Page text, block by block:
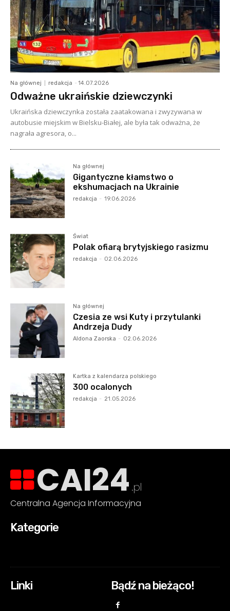
Na głównej redakcja - 14.07.2026
Odważne ukraińskie dziewczynki
Ukraińska dziewczynka została zaatakowana i zwyzywana w
autobusie miejskim w Bielsku-Białej, ale była tak odważna, że
nagrała agresora, o...
Na głównej
Gigantyczne kłamstwo o
ekshumacjach na Ukrainie
redakcja - 19.06.2026
Świat
Polak ofiarą brytyjskiego rasizmu
redakcja - 02.06.2026
Na głównej
Czesia ze wsi Kuty i przytulanki
Andrzeja Dudy
Aldona Zaorska - 02.06.2026
Kartka z kalendarza polskiego
300 ocalonych
redakcja - 21.05.2026
CAI24 .pl
Centralna Agencja Informacyjna
Kategorie
Linki Bądź na bieżąco!